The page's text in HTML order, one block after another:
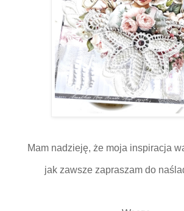
Mam nadzieję, że moja inspiracja
jak zawsze zapraszam do